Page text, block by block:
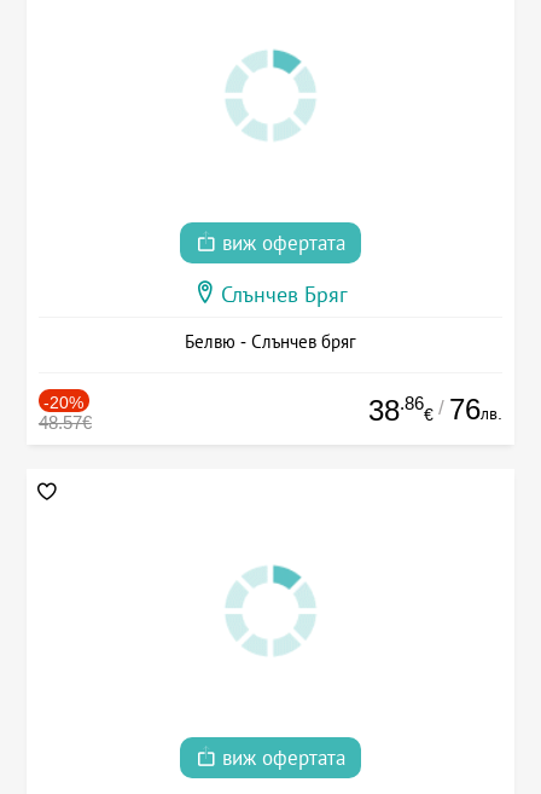
виж офертата
Слънчев Бряг
Белвю - Слънчев бряг
-20%
48.57€ 38.86
€ / 76лв.
виж офертата